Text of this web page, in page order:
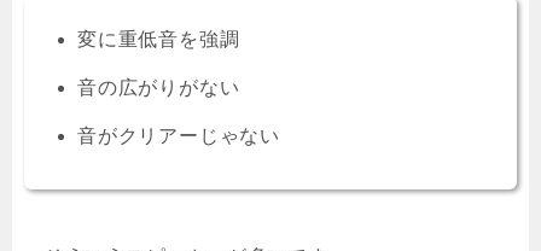
変に重低音を強調
音の広がりがない
音がクリアーじゃない